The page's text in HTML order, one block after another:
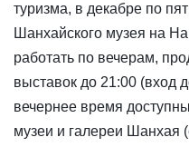
туризма, в декабре по
Шанхайского музея на
работать по вечерам,
выставок до 21:00 (вход
вечернее время
музеи и галереи Шанхая